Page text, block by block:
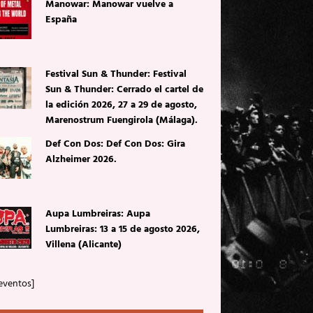
Manowar: Manowar vuelve a
España
Festival Sun & Thunder: Festival
Sun & Thunder: Cerrado el cartel de
la edición 2026, 27 a 29 de agosto,
Marenostrum Fuengirola (Málaga).
Def Con Dos: Def Con Dos: Gira
Alzheimer 2026.
Aupa Lumbreiras: Aupa
Lumbreiras: 13 a 15 de agosto 2026,
Villena (Alicante)